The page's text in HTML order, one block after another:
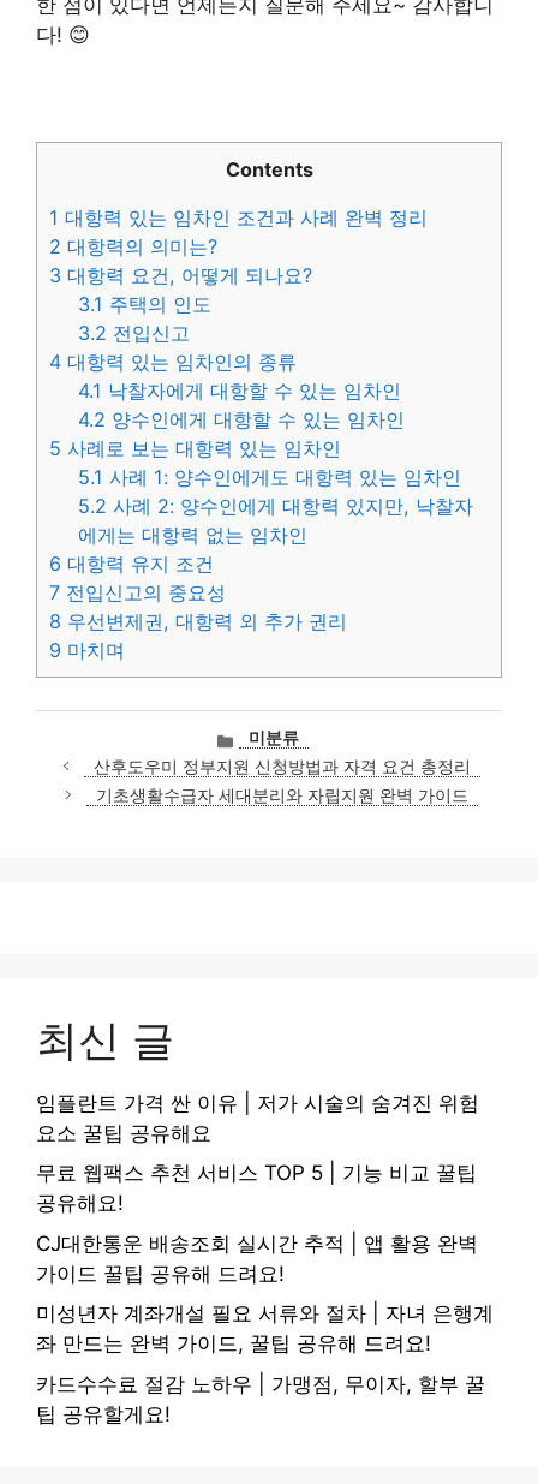
다! 😊
Contents
1 대항력 있는 임차인 조건과 사례 완벽 정리
2 대항력의 의미는?
3 대항력 요건, 어떻게 되나요?
3.1 주택의 인도
3.2 전입신고
4 대항력 있는 임차인의 종류
4.1 낙찰자에게 대항할 수 있는 임차인
4.2 양수인에게 대항할 수 있는 임차인
5 사례로 보는 대항력 있는 임차인
5.1 사례 1: 양수인에게도 대항력 있는 임차인
5.2 사례 2: 양수인에게 대항력 있지만, 낙찰자
에게는 대항력 없는 임차인
6 대항력 유지 조건
7 전입신고의 중요성
8 우선변제권, 대항력 외 추가 권리
9 마치며
카
테
고
리
미분류
산후도우미 정부지원 신청방법과 자격 요건 총정리
기초생활수급자 세대분리와 자립지원 완벽 가이드
최신 글
임플란트 가격 싼 이유 | 저가 시술의 숨겨진 위험
요소 꿀팁 공유해요
무료 웹팩스 추천 서비스 TOP 5 | 기능 비교 꿀팁
공유해요!
CJ대한통운 배송조회 실시간 추적 | 앱 활용 완벽
가이드 꿀팁 공유해 드려요!
미성년자 계좌개설 필요 서류와 절차 | 자녀 은행계
좌 만드는 완벽 가이드, 꿀팁 공유해 드려요!
카드수수료 절감 노하우 | 가맹점, 무이자, 할부 꿀
팁 공유할게요!